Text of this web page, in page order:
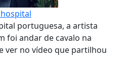
portuguesa, a artista
foi andar de cavalo na
ver no vídeo que partilhou